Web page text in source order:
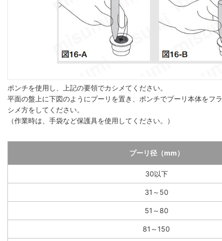
ポンチを使用し、上記の要領でカシメてください。
平面の盤上に下図のようにプーリを置き、ポンチでプーリ本体をフ
シメ方をしてください。
（作業時は、手袋など保護具を使用してください。）
プーリ径（mm）
30以下
31～50
51～80
81～150